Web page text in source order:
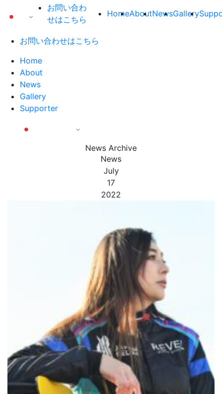
日本語
お問い合わ
せはこちら
HomeAboutNewsGallery
お問い合わせはこちら
Home
About
News
Gallery
Supporter
News Archive
News
July
17
2022